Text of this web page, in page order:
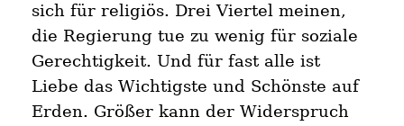
sich für religiös. Drei Viertel meinen,
die Regierung tue zu wenig für soziale
Gerechtigkeit. Und für fast alle ist
Liebe das Wichtigste und Schönste auf
Erden. Größer kann der Widerspruch